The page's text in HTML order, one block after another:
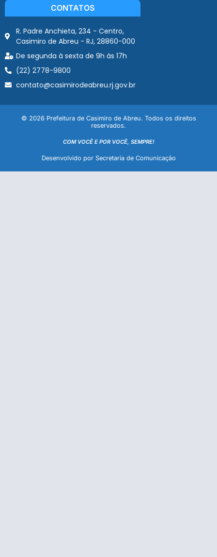
CONTATOS
R. Padre Anchieta, 234 - Centro,
Casimiro de Abreu - RJ, 28860-000
De segunda à sexta de 9h às 17h
(22) 2778-9800
contato@casimirodeabreu.rj.gov.br
© 2026 Prefeitura de Casimiro de Abreu. Todos os direitos
reservados.
COM VOCÊ E POR VOCÊ, SEMPRE!
Desenvolvido por Secretaria de Comunicação